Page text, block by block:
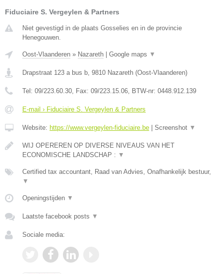
Fiduciaire S. Vergeylen & Partners
Niet gevestigd in de plaats Gosselies en in de provincie
Henegouwen.
Oost-Vlaanderen » Nazareth Google maps ▼
Drapstraat 123 a bus b 9810 Nazareth (Oost-Vlaanderen)
Tel: 09/223.60.30 , Fax: 09/223.15.06 , BTW-nr: 0448.912.139
E-mail › Fiduciaire S. Vergeylen & Partners
Website: https://www.vergeylen-fiduciaire.be Screenshot ▼
WIJ OPEREREN OP DIVERSE NIVEAUS VAN HET
ECONOMISCHE LANDSCHAP : ▼
Certified tax accountant, Raad van Advies, Onafhankelijk bestuur,
▼
Openingstijden ▼
Laatste facebook posts ▼
Sociale media: